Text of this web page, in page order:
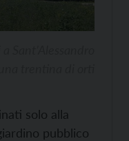
solo alla
pubblico